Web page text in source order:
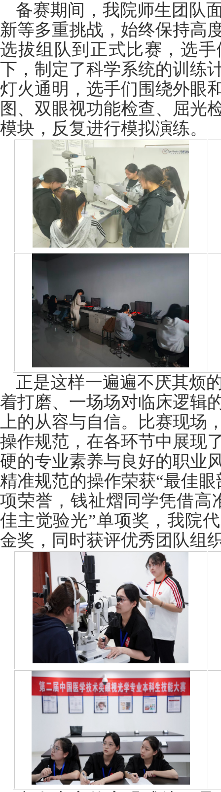
备赛期间，我院师生团队
新等多重挑战，始终保持高
选拔组队到正式比赛，选
下，制定了科学系统的训练
灯火通明，选手们围绕外眼
图、双眼视功能检查、屈光
模块，反复进行模拟演练。
正是这样一遍遍不厌其烦
着打磨、一场场对临床逻辑
上的从容与自信。比赛现场
操作规范，在各环节中展现
硬的专业素养与良好的职业
精准规范的操作荣获“最佳
项荣誉，钱祉熠同学凭借高
佳主觉验光”单项奖，我院
金奖，同时获评优秀团队组